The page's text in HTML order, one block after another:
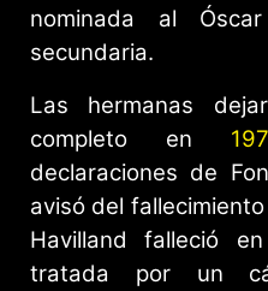
nominada al
secundaria.
Las hermanas
completo en
declaraciones de
avisó del
Havilland falleció
tratada por un